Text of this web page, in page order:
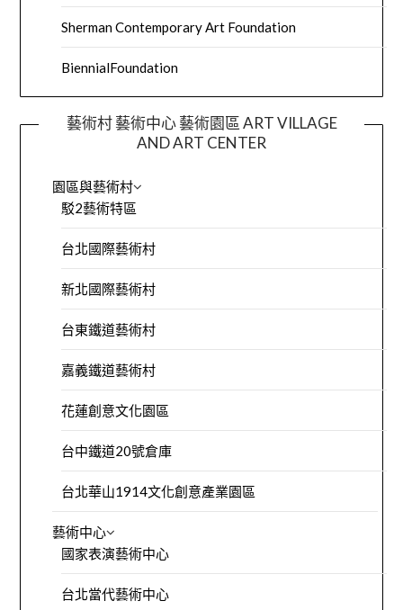
Sherman Contemporary Art Foundation
BiennialFoundation
藝術村 藝術中心 藝術園區 ART VILLAGE
AND ART CENTER
園區與藝術村
駁2藝術特區
台北國際藝術村
新北國際藝術村
台東鐵道藝術村
嘉義鐵道藝術村
花蓮創意文化園區
台中鐵道20號倉庫
台北華山1914文化創意產業園區
藝術中心
國家表演藝術中心
台北當代藝術中心